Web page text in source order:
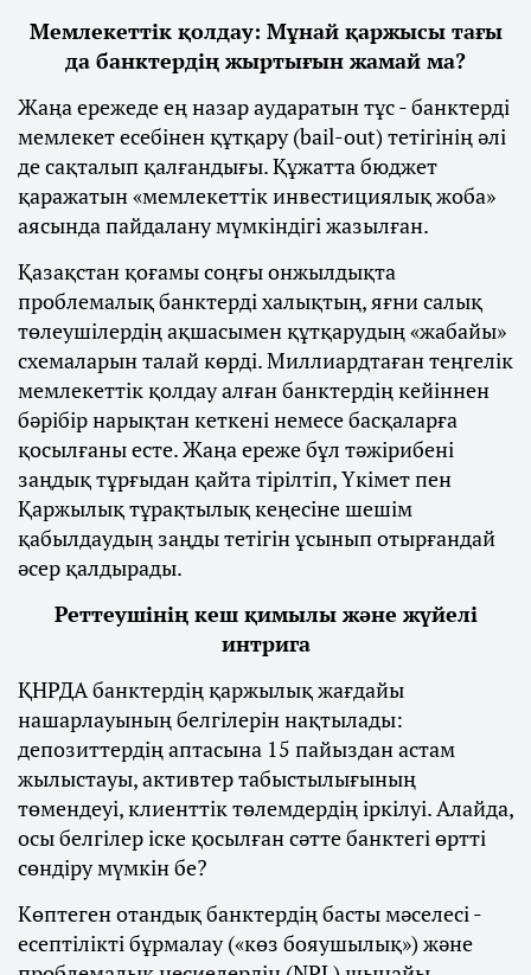
Мемлекеттік қолдау: Мұнай қаржысы тағы
да банктердің жыртығын жамай ма?
Жаңа ережеде ең назар аударатын тұс - банктерді
мемлекет есебінен құтқару (bail-out) тетігінің әлі
де сақталып қалғандығы. Құжатта бюджет
қаражатын «мемлекеттік инвестициялық жоба»
аясында пайдалану мүмкіндігі жазылған.
Қазақстан қоғамы соңғы онжылдықта
проблемалық банктерді халықтың, яғни салық
төлеушілердің ақшасымен құтқарудың «жабайы»
схемаларын талай көрді. Миллиардтаған теңгелік
мемлекеттік қолдау алған банктердің кейіннен
бәрібір нарықтан кеткені немесе басқаларға
қосылғаны есте. Жаңа ереже бұл тәжірибені
заңдық тұрғыдан қайта тірілтіп, Үкімет пен
Қаржылық тұрақтылық кеңесіне шешім
қабылдаудың заңды тетігін ұсынып отырғандай
әсер қалдырады.
Реттеушінің кеш қимылы және жүйелі
интрига
ҚНРДА банктердің қаржылық жағдайы
нашарлауының белгілерін нақтылады:
депозиттердің аптасына 15 пайыздан астам
жылыстауы, активтер табыстылығының
төмендеуі, клиенттік төлемдердің іркілуі. Алайда,
осы белгілер іске қосылған сәтте банктегі өртті
сөндіру мүмкін бе?
Көптеген отандық банктердің басты мәселесі -
есептілікті бұрмалау («көз бояушылық») және